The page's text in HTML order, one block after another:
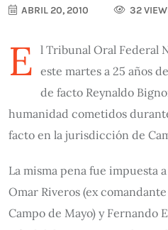
ABRIL 20, 2010 32
E l Tribunal Oral Federal
este martes a 25 años
de facto Reynaldo
humanidad cometidos
facto en la jurisdicción de
La misma pena fue impuesta
Omar Riveros (ex
Campo de Mayo) y Fernando